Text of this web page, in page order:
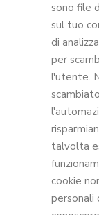
sono file
sul tuo
di
per
l'utente.
talvolta
cookie
personali